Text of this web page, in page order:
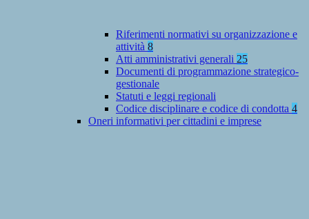
Riferimenti normativi su organizzazione e
attività 8
Atti amministrativi generali 25
Documenti di programmazione strategico-
gestionale
Statuti e leggi regionali
Codice disciplinare e codice di condotta 4
Oneri informativi per cittadini e imprese